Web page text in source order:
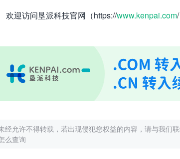
欢迎访问垦派科技官网（https://www.kenpai.com
经允许不得转载，若出现侵犯您权益的内容，请与我们
么查询